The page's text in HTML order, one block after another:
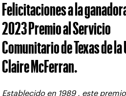
Felicitaciones a la
2023 Premio al Servicio
Comunitario de Texas de la
Claire McFerran.
Establecido en 1989 , este